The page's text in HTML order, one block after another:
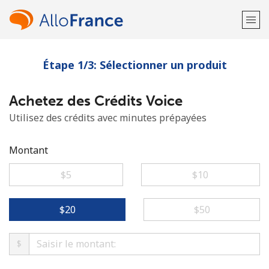
Bienvenue!
Vous avez déjà un compte?Connectez-vous →
Étape 1/3: Sélectionner un produit
Achetez des Crédits Voice
Utilisez des crédits avec minutes prépayées
Montant
⁦$5⁩
⁦$10⁩
⁦$20⁩ ⁦$50⁩
$